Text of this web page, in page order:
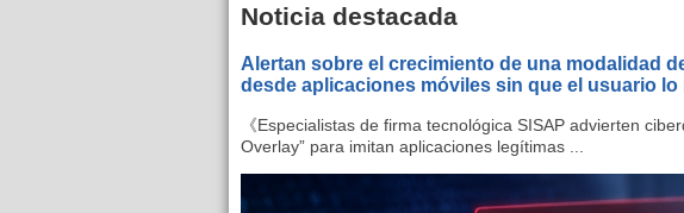
Noticia destacada
Alertan sobre el crecimiento de una modalidad
desde aplicaciones móviles sin que el usuario lo
《Especialistas de firma tecnológica SISAP advierten
Overlay” para imitan aplicaciones legítimas ...